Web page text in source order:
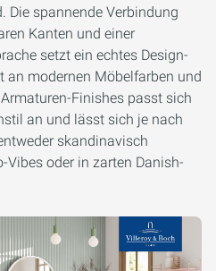
Die spannende Verbindung
Kanten und einer
setzt ein echtes Design-
an modernen Möbelfarben und
Finishes passt sich
an und lässt sich je nach
skandinavisch
oder in zarten Danish-